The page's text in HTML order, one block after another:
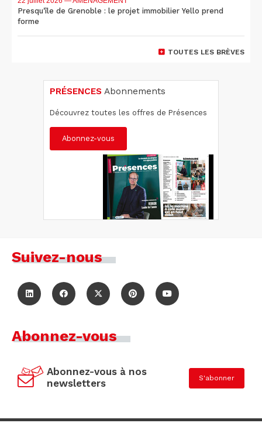
Presqu'île de Grenoble : le projet immobilier Yello prend
forme
TOUTES LES BRÈVES
PRÉSENCES Abonnements
Découvrez toutes les offres de Présences
Abonnez-vous
Suivez-nous
Abonnez-vous
Abonnez-vous à nos
newsletters
S'abonner